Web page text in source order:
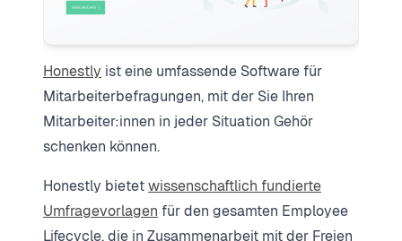
Honestly ist eine umfassende Software für
Mitarbeiterbefragungen, mit der Sie Ihren
Mitarbeiter:innen in jeder Situation Gehör
schenken können.
Honestly bietetwissenschaftlich fundierte
Umfragevorlagen für den gesamten Employee
Lifecycle, die in Zusammenarbeit mit der Freien